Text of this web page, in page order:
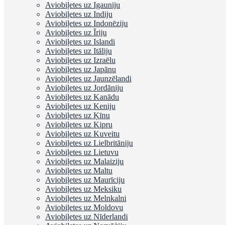
Aviobiļetes uz Igauniju
Aviobiļetes uz Indiju
Aviobiļetes uz Indonēziju
Aviobiļetes uz Īriju
Aviobiļetes uz Islandi
Aviobiļetes uz Itāliju
Aviobiļetes uz Izraēlu
Aviobiļetes uz Japānu
Aviobiļetes uz Jaunzēlandi
Aviobiļetes uz Jordāniju
Aviobiļetes uz Kanādu
Aviobiļetes uz Keniju
Aviobiļetes uz Ķīnu
Aviobiļetes uz Kipru
Aviobiļetes uz Kuveitu
Aviobiļetes uz Lielbritāniju
Aviobiļetes uz Lietuvu
Aviobiļetes uz Malaiziju
Aviobiļetes uz Maltu
Aviobiļetes uz Maurīciju
Aviobiļetes uz Meksiku
Aviobiļetes uz Melnkalni
Aviobiļetes uz Moldovu
Aviobiļetes uz Nīderlandi